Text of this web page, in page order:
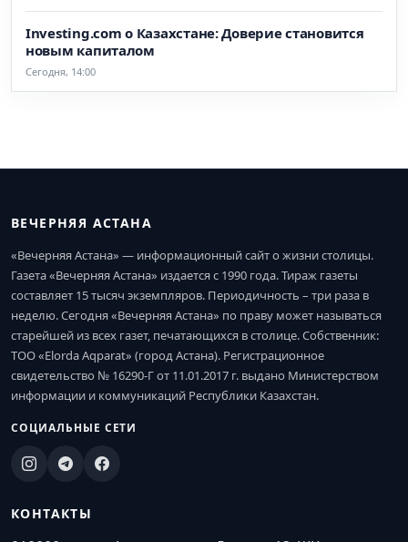
Investing.com о Казахстане: Доверие становится
новым капиталом
Сегодня, 14:00
ВЕЧЕРНЯЯ АСТАНА
«Вечерняя Астана» — информационный сайт о жизни столицы.
Газета «Вечерняя Астана» издается с 1990 года. Тираж газеты
составляет 15 тысяч экземпляров. Периодичность – три раза в
неделю. Сегодня «Вечерняя Астана» по праву может называться
старейшей из всех газет, печатающихся в столице. Собственник:
ТОО «Elorda Aqparat» (город Астана). Регистрационное
свидетельство № 16290-Г от 11.01.2017 г. выдано Министерством
информации и коммуникаций Республики Казахстан.
СОЦИАЛЬНЫЕ СЕТИ
КОНТАКТЫ